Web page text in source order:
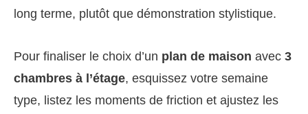
long terme, plutôt que démonstration stylistique.
Pour finaliser le choix d’un plan de maison avec 3
chambres à l’étage, esquissez votre semaine
type, listez les moments de friction et ajustez les